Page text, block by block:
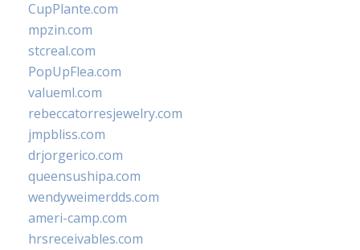
CupPlante.com
mpzin.com
stcreal.com
PopUpFlea.com
valueml.com
rebeccatorresjewelry.com
jmpbliss.com
drjorgerico.com
queensushipa.com
wendyweimerdds.com
ameri-camp.com
hrsreceivables.com